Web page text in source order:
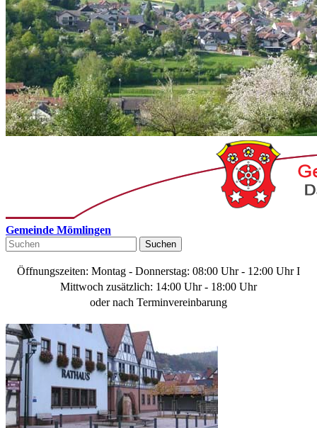
Gemeinde Mömlingen
Suchen
Öffnungszeiten: Montag - Donnerstag: 08:00 Uhr - 12:00 Uhr I
Mittwoch zusätzlich: 14:00 Uhr - 18:00 Uhr
oder nach Terminvereinbarung